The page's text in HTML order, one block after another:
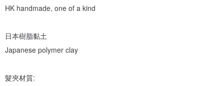
HK handmade, one of a kind
日本樹脂黏土
Japanese polymer clay
髮夾材質: